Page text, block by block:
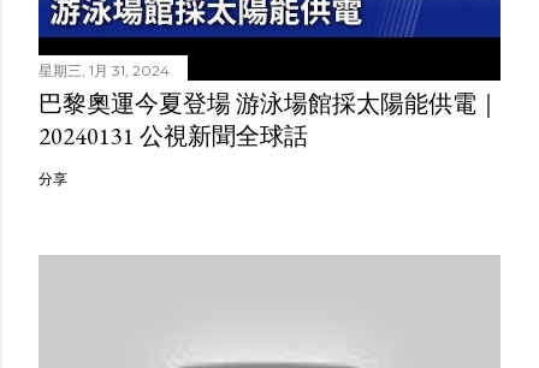
星期三, 1月 31, 2024
巴黎奧運今夏登場 游泳場館採太陽能供電｜
20240131 公視新聞全球話
分享